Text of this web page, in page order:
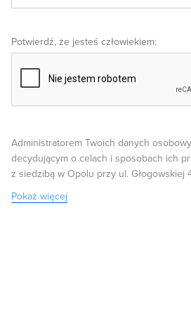
Potwierdź, że jesteś człowiekiem:
Administratorem Twoich danych
decydującym o celach i sposobach ich
z siedzibą w Opolu przy ul. Głogowskiej
Pokaż więcej